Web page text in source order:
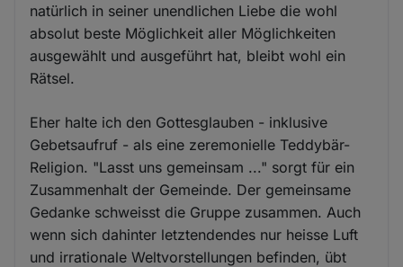
natürlich in seiner unendlichen Liebe die wohl
absolut beste Möglichkeit aller Möglichkeiten
ausgewählt und ausgeführt hat, bleibt wohl ein
Rätsel.
Eher halte ich den Gottesglauben - inklusive
Gebetsaufruf - als eine zeremonielle Teddybär-
Religion. "Lasst uns gemeinsam ..." sorgt für ein
Zusammenhalt der Gemeinde. Der gemeinsame
Gedanke schweisst die Gruppe zusammen. Auch
wenn sich dahinter letztendendes nur heisse Luft
und irrationale Weltvorstellungen befinden, übt